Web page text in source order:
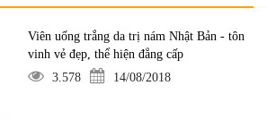
Viên uống trắng da trị nám Nhật Bản - tôn
vinh vẻ đẹp, thể hiện đẳng cấp
3.578
14/08/2018